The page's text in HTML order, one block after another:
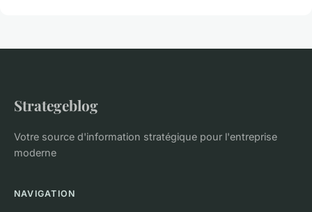
Strategeblog
Votre source d'information stratégique pour l'entreprise
moderne
NAVIGATION